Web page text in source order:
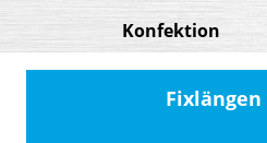
Konfektion
Fixlängen